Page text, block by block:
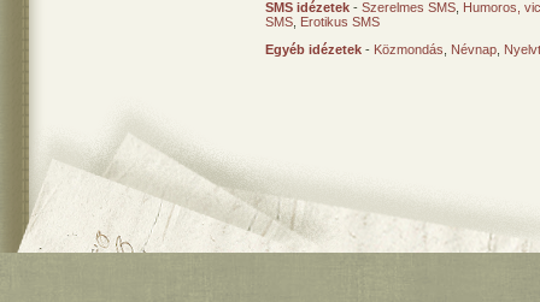
SMS idézetek - Szerelmes SMS Humoros,
SMS Erotikus SMS
Egyéb idézetek - Közmondás Névnap